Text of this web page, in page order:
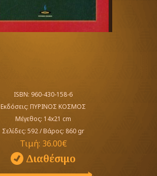
ISBN: 960-430-158-6
Εκδόσεις: ΠΥΡΙΝΟΣ ΚΟΣΜΟΣ
Μέγεθος: 14x21 cm
Σελίδες: 592/Βάρος: 860 gr
Τιμή: 36.00€
Διαθέσιμο